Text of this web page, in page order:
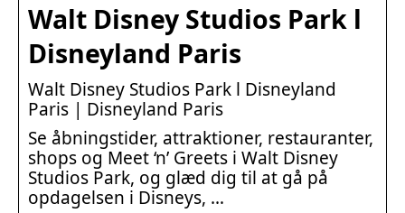
Walt Disney Studios Park l
Disneyland Paris
Walt Disney Studios Park l Disneyland
Paris | Disneyland Paris
Se åbningstider, attraktioner, restauranter,
shops og Meet ‘n’ Greets i Walt Disney
Studios Park, og glæd dig til at gå på
opdagelsen i Disneys, …